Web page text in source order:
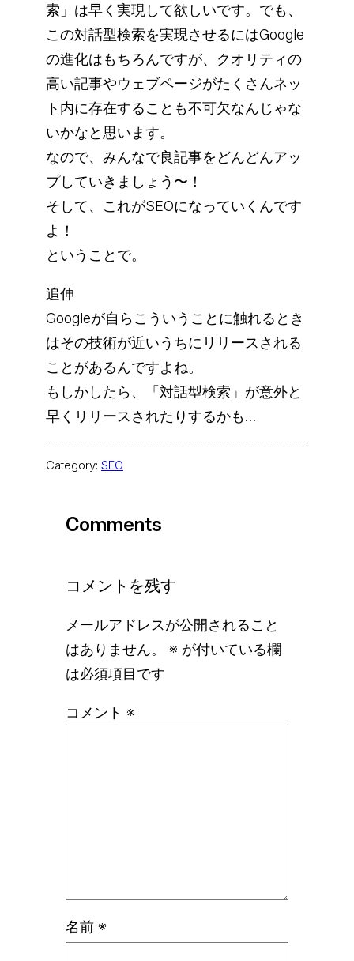
索」は早く実現して欲しいです。でも、
この対話型検索を実現させるにはGoogle
の進化はもちろんですが、クオリティの
高い記事やウェブページがたくさんネッ
ト内に存在することも不可欠なんじゃな
いかなと思います。
なので、みんなで良記事をどんどんアッ
プしていきましょう〜！
そして、これがSEOになっていくんです
よ！
ということで。
追伸
Googleが自らこういうことに触れるとき
はその技術が近いうちにリリースされる
ことがあるんですよね。
もしかしたら、「対話型検索」が意外と
早くリリースされたりするかも…
Category: SEO
Comments
コメントを残す
メールアドレスが公開されること
はありません。
※ が付いている欄
は必須項目です
コメント ※
名前 ※